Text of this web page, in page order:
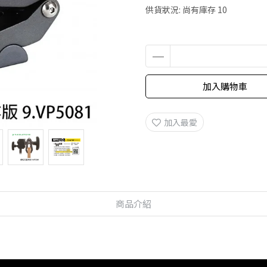
供貨狀況: 尚有庫存 10
加入購物車
加入最愛
商品介紹